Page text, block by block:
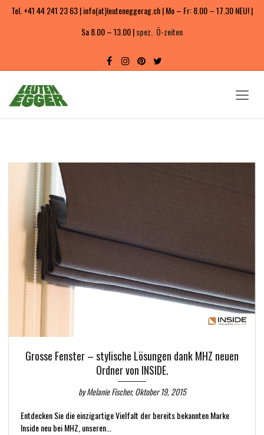
Tel. +41 44 241 23 63 | info(at)leuteneggerag.ch | Mo – Fr: 8.00 – 17.30 NEU! |
Sa 8.00 – 13.00 |spez. Ö-zeiten
Grosse Fenster – stylische Lösungen dank MHZ neuen
Ordner von INSIDE.
by Melanie Fischer, Oktober 19, 2015
Entdecken Sie die einzigartige Vielfalt der bereits bekannten Marke
Inside neu bei MHZ, unseren...